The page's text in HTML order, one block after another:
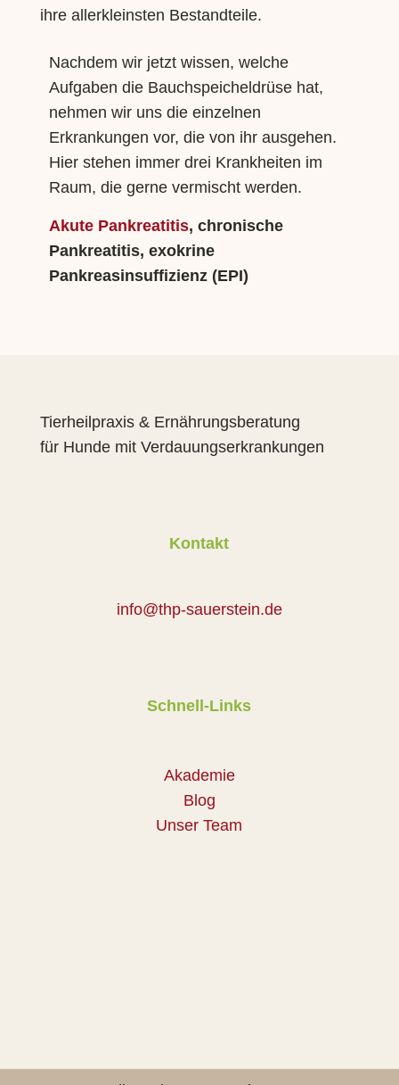
ihre allerkleinsten Bestandteile.
Nachdem wir jetzt wissen, welche
Aufgaben die Bauchspeicheldrüse hat,
nehmen wir uns die einzelnen
Erkrankungen vor, die von ihr ausgehen.
Hier stehen immer drei Krankheiten im
Raum, die gerne vermischt werden.
Akute Pankreatitis, chronische
Pankreatitis, exokrine
Pankreasinsuffizienz (EPI)
Tierheilpraxis & Ernährungsberatung
für Hunde mit Verdauungserkrankungen
Kontakt
info@thp-sauerstein.de
Schnell-Links
Akademie
Blog
Unser Team